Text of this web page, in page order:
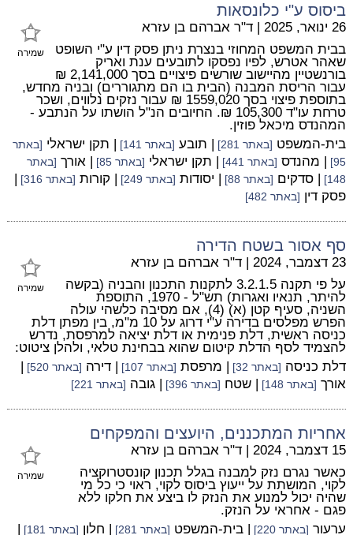
ביסוס ע"י כלונסאות
שמירה
26 ינואר, 2025 | ד"ר אברהם בן עזרא
בבית המשפט המחוזי בנצרת ניתן פסק דין ע"י השופט
שאהר אטרש, לפיו נפסקו לתובעים ענת ואריק
בורנשטיין מהיישוב שורשים פיצויים בסך 2,141,000 ₪
עבור הריסת המבנה (הבית בו הם מתגוררים) ובניה מחדש,
בתוספת פיצוי בסך 1559,020 ₪ עבור נזקים נלווים, ושכר
טרחת עו"ד 105,300 ₪. החיובים הנ"ל הושתו על הנתבע -
המהנדס מיכאל פוזין.
בית-המשפט [באתר 281] | תובע [באתר 141] | תקן ישראלי [באתר
95]
| מהנדס [באתר 441] | תקן ישראלי [באתר 85] | אורך [באתר
148]
| סדקים [באתר 88] | יסודות [באתר 249] | קורות [באתר 316]
|
פסק דין [באתר 482]
סף אסור בשטח הדירה
שמירה
23 דצמבר, 2024 | ד"ר אברהם בן עזרא
על פי תקנה 3.2.1.5 לתקנות התכנון והבניה (בקשה
להיתר, תנאיו ואגרות) תש"ל - 1970, התוספת
השניה, סעיף קטן (א) (4), אם מסיבה כלשהי עולה
הפרש מפלסים בדירה ע"י דרוג על 10 מ"מ, בין מפתן דלת
כניסה ראשית, דלת פנימית או דלת יציאה למרפסת, נדרש
להצמיד לסף הדלת קיטום שהוא בבחינת טלאי, ולהלן ציטוט:
דלת כניסה [באתר 32] | מרפסת [באתר 107] | דירה [באתר 520]
|
אורך [באתר 148] | שטח [באתר 396] | גובה [באתר 221]
אחריות המתכננים, היועצים והמפקחים
שמירה
15 דצמבר, 2024 | ד"ר אברהם בן עזרא
כאשר נגרם נזק למבנה בגלל תכנון קונסטרוקציה
לקוי, המושתת על ייעוץ ביסוס לקוי, ראוי כי כל מי
שהיה יכול למנוע את הנזק לו ביצע את חלקו ללא
פגם - אחראי על הנזק.
ערעור [באתר 220] | בית-המשפט [באתר 281] | חלון [באתר 181] |